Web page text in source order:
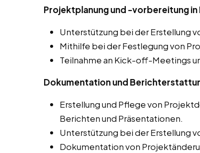
Projektplanung und -vorbereitung in
Unterstützung bei der Erstellung
Mithilfe bei der Festlegung von
Teilnahme an Kick-off-Meetings
Dokumentation und
Erstellung und Pflege von
Berichten und Präsentationen.
Unterstützung bei der Erstellung
Dokumentation von